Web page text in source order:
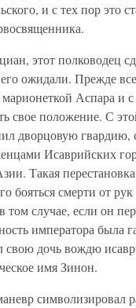
и с тех пор это
этот полководец
ожидали. Прежде
марионеткой Аспара и
свое положение. С
дворцовую гвардию,
Исаврийских
Такая перестановка
бояться смерти от
том случае, если он
императора была
свою дочь вождю
имя Зинон.
символизировал